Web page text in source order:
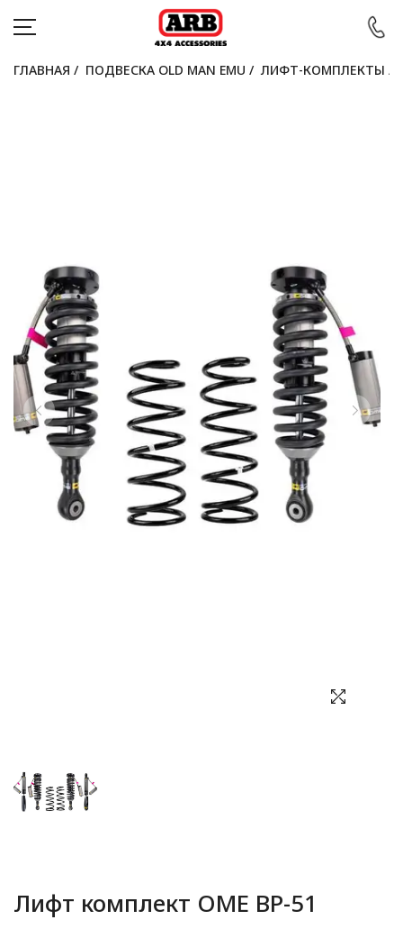
БЛОГ
ПОКУПАТЕЛЯМ
КОНТАКТЫ
Войти
Выбор языка
Выбор валюты
ГЛАВНАЯ / ПОДВЕСКА OLD MAN EMU / ЛИФТ-КОМПЛЕКТЫ /
Лифт комплект OME BP-51